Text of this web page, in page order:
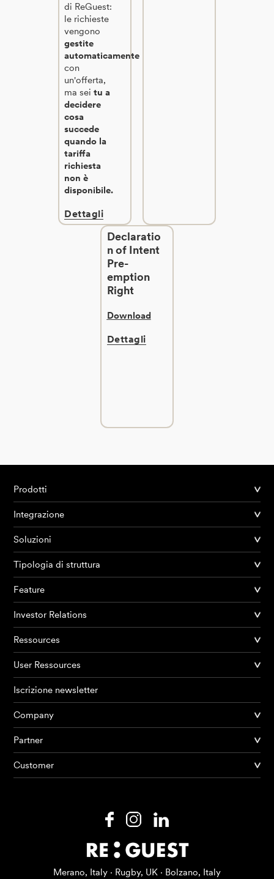
Prodotti
AI Agents
Risorse
di ReGuest:
le richieste
vengono
gestite
automaticamente
con
un'offerta,
ma seitu a
decidere
cosa
succede
quando la
tariffa
richiesta
non è
disponibile.
Dettagli
Declaratio
n of Intent
Pre-
emption
Right
Download
Dettagli
Prodotti
Integrazione
Soluzioni
Tipologia di struttura
Feature
Investor Relations
Ressources
User Ressources
Iscrizione newsletter
Company
Partner
Customer
Merano, Italy · Rugby, UK · Bolzano, Italy